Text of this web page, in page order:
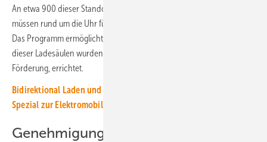
An etwa 900 dieser Standorte sind Ladesäulen aufgebaut. Diese
müssen rund um die Uhr für die Elektromobilist:innen erreichbar sein.
Das Programm ermöglicht auch eine Förderung. Doch die meisten
dieser Ladesäulen wurden bisher privatwirtschaftlich, ohne
Förderung, errichtet.
Bidirektional Laden und Firmenflotten elektrifizieren: Unser
Spezial zur Elektromobilität
Genehmigungen vereinfachen